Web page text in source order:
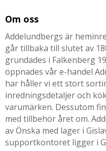
Om oss
Addelundbergs är
går tillbaka till slutet av
grundades i Falkenberg
öppnades vår e-handel
har håller vi ett stort
inredningsdetaljer och
varumärken. Dessutom
med tillbehör året om.
av Önska med lager i
supportkontoret ligger i